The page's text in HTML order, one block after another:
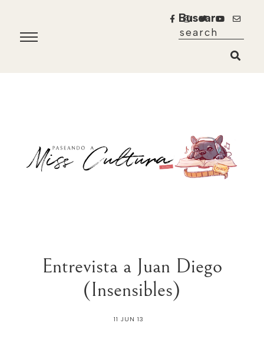
Buscar
Entrevista a Juan Diego
(Insensibles)
11 JUN 13